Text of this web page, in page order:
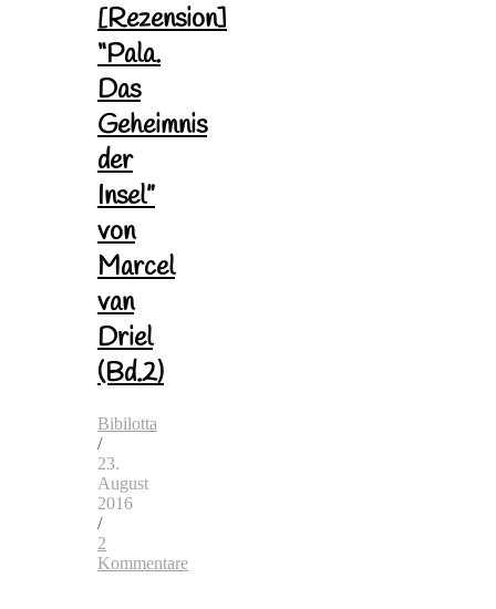
[Rezension]
“Pala.
Das
Geheimnis
der
Insel”
von
Marcel
van
Driel
(Bd.2)
Bibilotta
/
23.
August
2016
/
2
Kommentare